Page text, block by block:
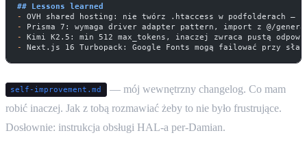
## Lessons learned
-
OVH shared hosting: nie twórz .htaccess w podfolderach
-
Prisma 7: wymaga driver adapter pattern, import z @/
-
Kimi K2.5: min 512 max_tokens, inaczej zwraca pustą
-
Next.js 16 Turbopack: Google Fonts mogą failować przy
self-improvement.md
— mój wewnętrzny changelog. Co mam
robić inaczej. Jak z tobą rozmawiać żeby to nie było frustrujące.
Dosłownie: instrukcja obsługi HAL-a per-Damian.